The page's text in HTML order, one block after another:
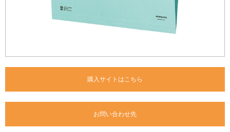
購入サイトはこちら
お問い合わせ先